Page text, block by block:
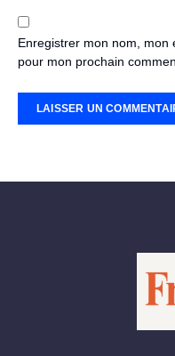
Enregistrer mon nom, mon
pour mon prochain